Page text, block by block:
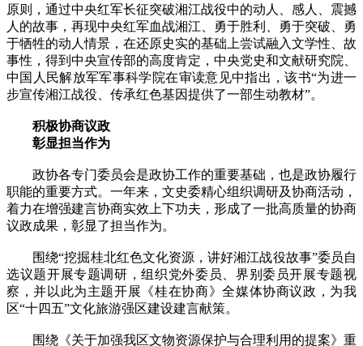
原则，通过中央红军长征突破湘江战役中的动人、感人、震撼
人的故事，再现中央红军血战湘江、勇于胜利、勇于突破、勇
于牺牲的动人情景，在还原史实的基础上尝试融入文学性、故
事性，得到中央宣传部的高度肯定，中央党史和文献研究院、
中国人民解放军军事科学院在审读意见中指出，该书“为进一
步宣传湘江战役、传承红色基因提供了一部生动教材”。
积极协商议政
彰显担当作为
政协各专门委员会是政协工作的重要基础，也是政协履行
职能的重要方式。一年来，文史委精心组织调研及协商活动，
着力在增强建言协商实效上下功夫，形成了一批高质量的协商
议政成果，彰显了担当作为。
围绕“挖掘桂北红色文化资源，讲好湘江战役故事”委员自
选议题开展专题调研，组织党外委员、界别委员开展专题视
察，并以此为主题开展《桂在协商》全媒体协商议政，为我
区“十四五”文化旅游强区建设建言献策。
围绕《关于加强我区文物资源保护与合理利用的提案》重